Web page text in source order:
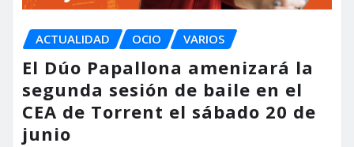
ACTUALIDAD OCIO VARIOS
El Dúo Papallona amenizará la
segunda sesión de baile en el
CEA de Torrent el sábado 20 de
junio